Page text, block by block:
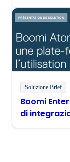
Soluzione Brief
Boomi
di